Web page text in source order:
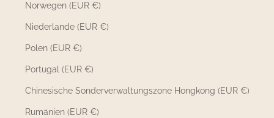
Norwegen (EUR €)
Niederlande (EUR €)
Polen (EUR €)
Portugal (EUR €)
Chinesische Sonderverwaltungszone Hongkong (EUR €)
Rumänien (EUR €)